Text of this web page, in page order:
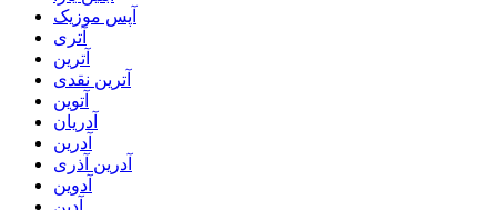
آپس موزیک
آتری
آترین
آترین نقدی
آتوین
آدریان
آدرین
آدرین آذری
آدوین